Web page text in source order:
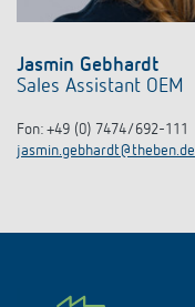
Jasmin Gebhardt
Sales Assistant OEM
Fon: +49 (0) 7474/692-111
jasmin.gebhardt@theben.de